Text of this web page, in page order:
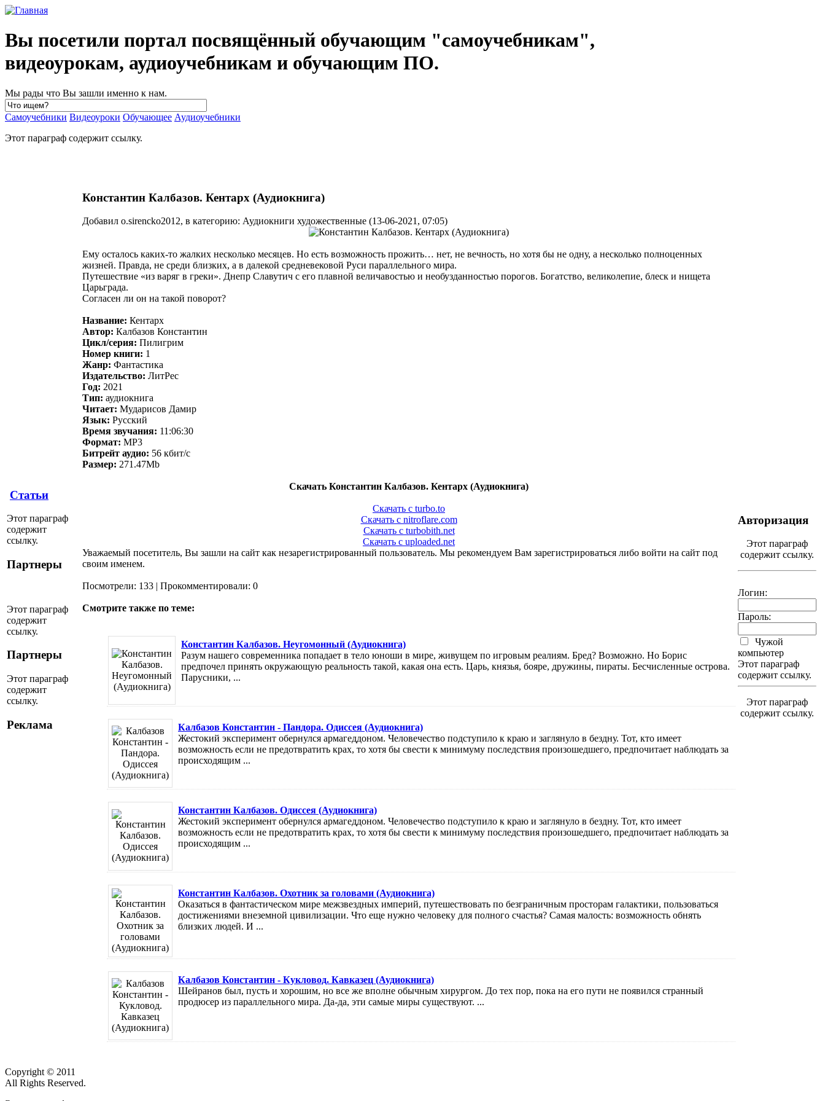
Вы посетили портал посвящённый обучающим "самоучебникам",
видеоурокам, аудиоучебникам и обучающим ПО.
Мы рады что Вы зашли именно к нам.
Самоучебники Видеоуроки Обучающее Аудиоучебники
Этот параграф содержит ссылку.
Статьи
Этот параграф
содержит
ссылку.
Партнеры
Этот параграф
содержит
ссылку.
Партнеры
Этот параграф
содержит
ссылку.
Реклама
Константин Калбазов. Кентарх (Аудиокнига)
Добавил o.sirencko2012, в категорию: Аудиокниги художественные (13-06-2021, 07:05)
Ему осталось каких-то жалких несколько месяцев. Но есть возможность прожить… нет, не вечность, но хотя бы не одну, а несколько полноценных
жизней. Правда, не среди близких, а в далекой средневековой Руси параллельного мира.
Путешествие «из варяг в греки». Днепр Славутич с его плавной величавостью и необузданностью порогов. Богатство, великолепие, блеск и нищета
Царьграда.
Согласен ли он на такой поворот?
Название: Кентарх
Автор: Калбазов Константин
Цикл/серия: Пилигрим
Номер книги: 1
Жанр: Фантастика
Издательство: ЛитРес
Год: 2021
Тип: аудиокнига
Читает: Мударисов Дамир
Язык: Русский
Время звучания: 11:06:30
Формат: MP3
Битрейт аудио: 56 кбит/c
Размер: 271.47Mb
Скачать Константин Калбазов. Кентарх (Аудиокнига)
Скачать с turbo.to
Скачать с nitroflare.com
Скачать с turbobith.net
Скачать с uploaded.net
Уважаемый посетитель, Вы зашли на сайт как незарегистрированный пользователь. Мы рекомендуем Вам зарегистрироваться либо войти на сайт под
своим именем.
Посмотрели: 133 | Прокомментировали: 0
Смотрите также по теме:
Константин Калбазов. Неугомонный (Аудиокнига)
Разум нашего современника попадает в тело юноши в мире, живущем по игровым реалиям. Бред? Возможно. Но Борис
предпочел принять окружающую реальность такой, какая она есть. Царь, князья, бояре, дружины, пираты. Бесчисленные острова.
Парусники, ...
Калбазов Константин - Пандора. Одиссея (Аудиокнига)
Жестокий эксперимент обернулся армагеддоном. Человечество подступило к краю и заглянуло в бездну. Тот, кто имеет
возможность если не предотвратить крах, то хотя бы свести к минимуму последствия произошедшего, предпочитает наблюдать за
происходящим ...
Константин Калбазов. Одиссея (Аудиокнига)
Жестокий эксперимент обернулся армагеддоном. Человечество подступило к краю и заглянуло в бездну. Тот, кто имеет
возможность если не предотвратить крах, то хотя бы свести к минимуму последствия произошедшего, предпочитает наблюдать за
происходящим ...
Константин Калбазов. Охотник за головами (Аудиокнига)
Оказаться в фантастическом мире межзвездных империй, путешествовать по безграничным просторам галактики, пользоваться
достижениями внеземной цивилизации. Что еще нужно человеку для полного счастья? Самая малость: возможность обнять
близких людей. И ...
Калбазов Константин - Кукловод. Кавказец (Аудиокнига)
Шейранов был, пусть и хорошим, но все же вполне обычным хирургом. До тех пор, пока на его пути не появился странный
продюсер из параллельного мира. Да-да, эти самые миры существуют. ...
Авторизация
Этот параграф
содержит ссылку.
Логин:
Пароль:
Чужой
компьютер
Этот параграф
содержит ссылку.
Этот параграф
содержит ссылку.
Copyright © 2011
All Rights Reserved.